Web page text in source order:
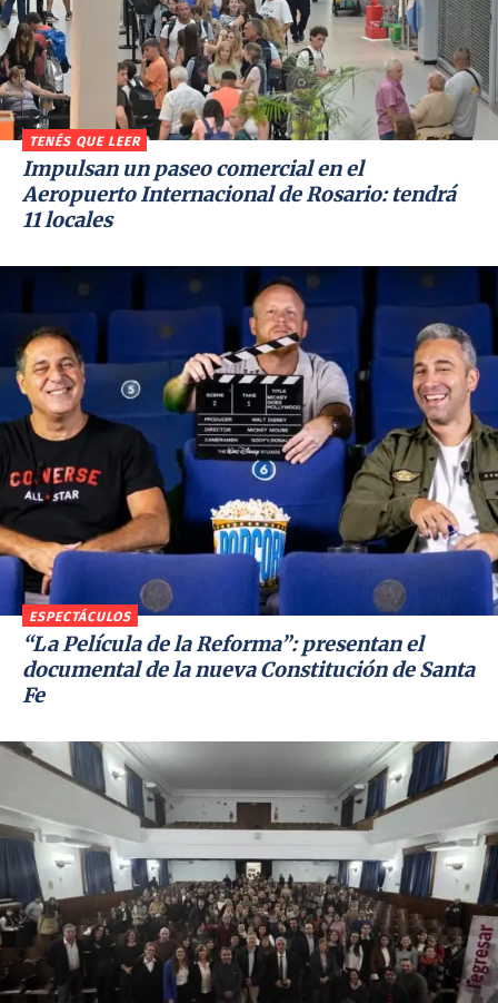
TENÉS QUE LEER
Impulsan un paseo comercial en el
Aeropuerto Internacional de Rosario: tendrá
11 locales
ESPECTÁCULOS
“La Película de la Reforma”: presentan el
documental de la nueva Constitución de Santa
Fe